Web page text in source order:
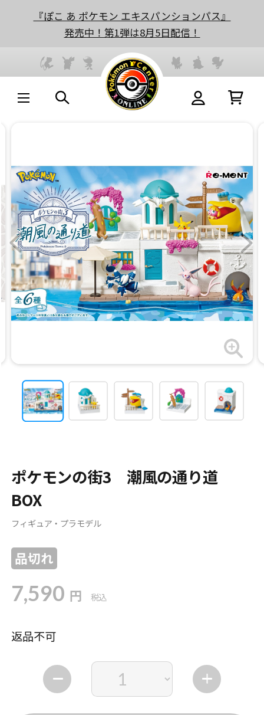
『ぽこ あ ポケモン エキスパンションパス』
発売中！第1弾は8月5日配信！
ポケモンの街3 潮風の通り道
BOX
フィギュア・プラモデル
品切れ
7,590 円 税込
返品不可